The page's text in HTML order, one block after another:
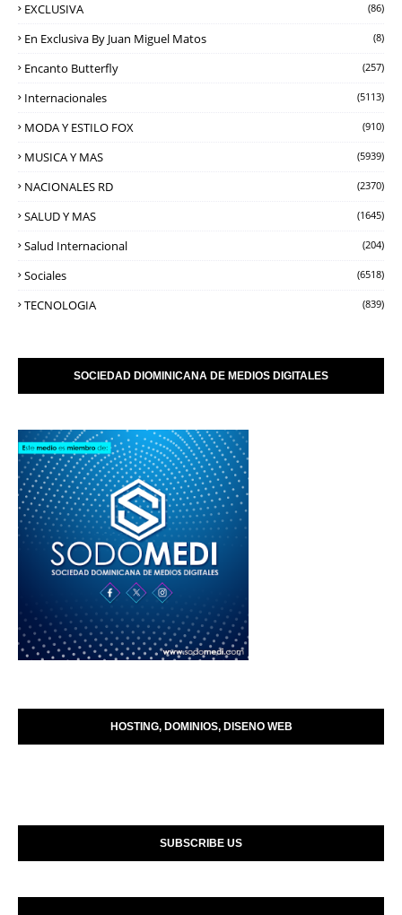
EXCLUSIVA (86)
En Exclusiva By Juan Miguel Matos (8)
Encanto Butterfly (257)
Internacionales (5113)
MODA Y ESTILO FOX (910)
MUSICA Y MAS (5939)
NACIONALES RD (2370)
SALUD Y MAS (1645)
Salud Internacional (204)
Sociales (6518)
TECNOLOGIA (839)
SOCIEDAD DIOMINICANA DE MEDIOS DIGITALES
HOSTING, DOMINIOS, DISENO WEB
SUBSCRIBE US